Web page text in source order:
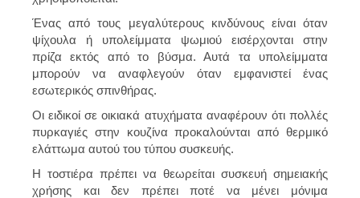
Ένας από τους μεγαλύτερους κινδύνους είναι όταν
ψίχουλα ή υπολείμματα ψωμιού εισέρχονται στην
πρίζα εκτός από το βύσμα. Αυτά τα υπολείμματα
μπορούν να αναφλεγούν όταν εμφανιστεί ένας
εσωτερικός σπινθήρας.
Οι ειδικοί σε οικιακά ατυχήματα αναφέρουν ότι πολλές
πυρκαγιές στην κουζίνα προκαλούνται από θερμικό
ελάττωμα αυτού του τύπου συσκευής.
Η τοστιέρα πρέπει να θεωρείται συσκευή σημειακής
χρήσης και δεν πρέπει ποτέ να μένει μόνιμα